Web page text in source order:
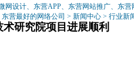
设计、东营APP、东营网站推广、东
营最好的网络公司 > 新闻中心 > 行业新
研究院项目进展顺利